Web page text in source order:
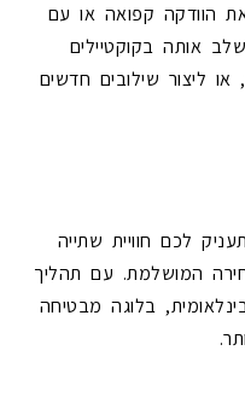
את הוודקה קפואה או עם
אותה בקוקטיילים
או ליצור שילובים חדשים
לכם חוויית שתייה
המושלמת. עם תהליך
בלוגה מבטיחה